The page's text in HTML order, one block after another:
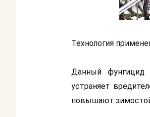
Технология
Данный фунгицид
устраняет
повышают